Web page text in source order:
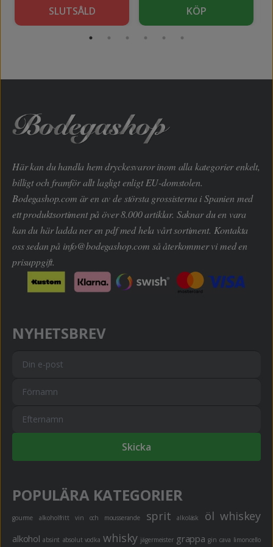
SLUTSÅLD KÖP
Här kan du handla hem dryckesvaror inom alla kategorier enkelt,
billigt och framför allt lagligt enligt EU-domstolen.
Bodegashop.com är en av de största grossisterna i Spanien med
ett produktsortiment på över 8.000 artiklar. Saknar du en vara
kan du här ladda ner en pdf med hela vårt sortiment. Kontakta
oss sedan på info@bodegashop.com så återkommer vi med en
prisuppgift.
NYHETSBREV
Skicka
POPULÄRA KATEGORIER
gourme alkoholfritt vin och mousserande sprit alkoläsk öl whiskey
alkohol absint absolut vodka whisky jägermeister grappa gin cava limoncello